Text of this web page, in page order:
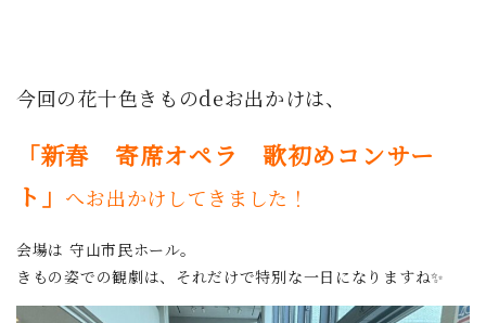
今回の花十色きものdeお出かけは、
「新春 寄席オペラ 歌初めコンサー
ト」 へお出かけしてきました！
会場は 守山市民ホール。
きもの姿での観劇は、それだけで特別な一日になりますね✨